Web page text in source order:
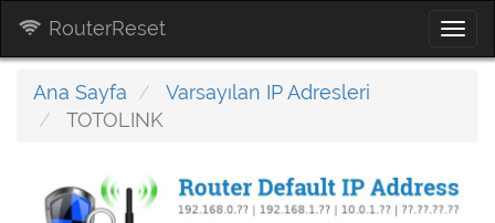
RouterReset
Ana Sayfa
Varsayılan IP Adresleri
TOTOLINK